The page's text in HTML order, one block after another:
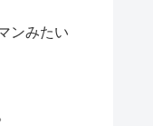
ンみたい